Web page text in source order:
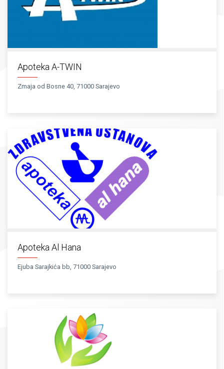
Apoteka A-TWIN
Zmaja od Bosne 40, 71000 Sarajevo
Apoteka Al Hana
Ejuba Sarajkića bb, 71000 Sarajevo